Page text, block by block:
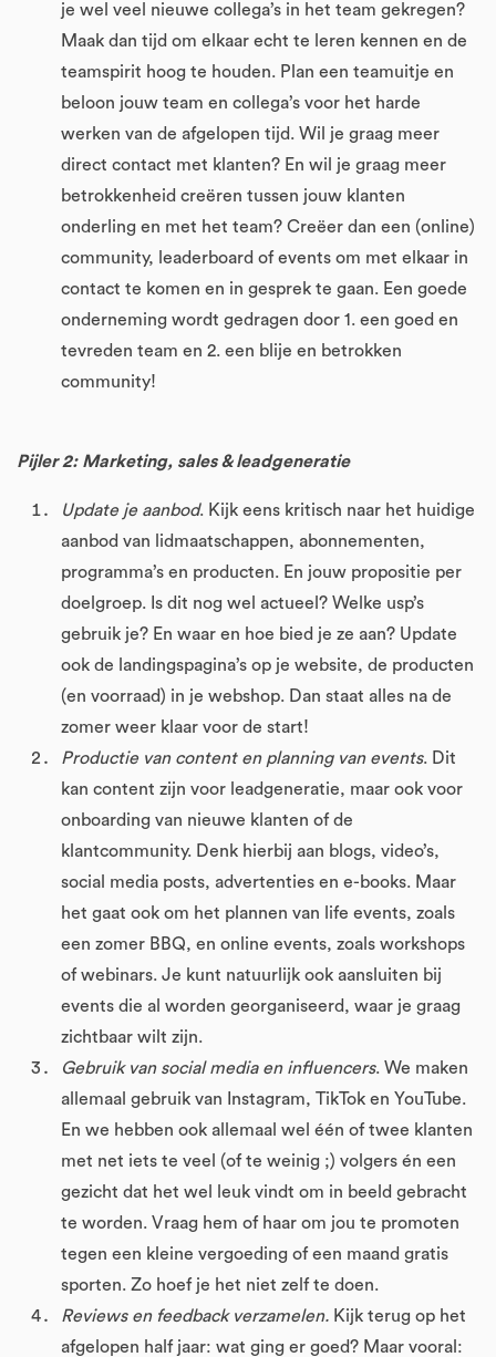
je wel veel nieuwe collega’s in het team gekregen?
Maak dan tijd om elkaar echt te leren kennen en de
teamspirit hoog te houden. Plan een teamuitje en
beloon jouw team en collega’s voor het harde
werken van de afgelopen tijd. Wil je graag meer
direct contact met klanten? En wil je graag meer
betrokkenheid creëren tussen jouw klanten
onderling en met het team? Creëer dan een (online)
community, leaderboard of events om met elkaar in
contact te komen en in gesprek te gaan. Een goede
onderneming wordt gedragen door 1. een goed en
tevreden team en 2. een blije en betrokken
community!
Pijler 2: Marketing, sales & leadgeneratie
Update je aanbod. Kijk eens kritisch naar het huidige
aanbod van lidmaatschappen, abonnementen,
programma’s en producten. En jouw propositie per
doelgroep. Is dit nog wel actueel? Welke usp’s
gebruik je? En waar en hoe bied je ze aan? Update
ook de landingspagina’s op je website, de producten
(en voorraad) in je webshop. Dan staat alles na de
zomer weer klaar voor de start!
Productie van content en planning van events. Dit
kan content zijn voor leadgeneratie, maar ook voor
onboarding van nieuwe klanten of de
klantcommunity. Denk hierbij aan blogs, video’s,
social media posts, advertenties en e-books. Maar
het gaat ook om het plannen van life events, zoals
een zomer BBQ, en online events, zoals workshops
of webinars. Je kunt natuurlijk ook aansluiten bij
events die al worden georganiseerd, waar je graag
zichtbaar wilt zijn.
Gebruik van social media en influencers. We maken
allemaal gebruik van Instagram, TikTok en YouTube.
En we hebben ook allemaal wel één of twee klanten
met net iets te veel (of te weinig ;) volgers én een
gezicht dat het wel leuk vindt om in beeld gebracht
te worden. Vraag hem of haar om jou te promoten
tegen een kleine vergoeding of een maand gratis
sporten. Zo hoef je het niet zelf te doen.
Reviews en feedback verzamelen. Kijk terug op het
afgelopen half jaar: wat ging er goed? Maar vooral: